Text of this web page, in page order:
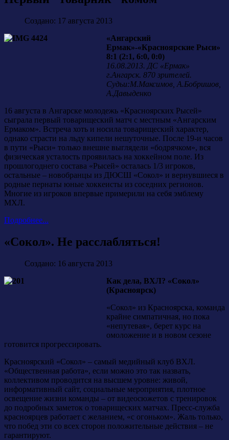
Создано: 17 августа 2013
«Ангарский
Ермак»-«Красноярские Рыси»
8:1 (2:1, 6:0, 0:0)
16.08.2013. ДС «Ермак»
г.Ангарск. 870 зрителей.
Судьи:М.Максимов, А.Бобришов,
А.Давыденко
16 августа в Ангарске молодежь «Красноярских Рысей»
сыграла первый товарищеский матч с местным «Ангарским
Ермаком». Встреча хоть и носила товарищеский характер,
однако страсти на льду кипели нешуточные. После 19-и часов
в пути «Рыси» только внешне выглядели «бодрячком», вся
физическая усталость проявилась на хоккейном поле. Из
прошлогоднего состава «Рысей» осталась 1/3 игроков,
остальные – новобранцы из ДЮСШ «Сокол» и вернувшиеся в
родные пернаты юные хоккеисты из соседних регионов.
Многие из игроков впервые примерили на себя эмблему
МХЛ.
Подробнее...
«Сокол». Не расслабляться!
Создано: 16 августа 2013
Как дела, ВХЛ? «Сокол»
(Красноярск)
«Сокол» из Красноярска, команда
крайне симпатичная, но пока
«непутевая», берет курс на
омоложение и в новом сезоне
готовится прогрессировать.
Красноярский «Сокол» – самый медийный клуб ВХЛ.
«Общественная работа», если можно это так назвать,
коллективом проводится на высшем уровне: живой,
информативный сайт, социальные мероприятия, плотное
освещение жизни команды – от видеосюжетов с тренировок
до подробных заметок о товарищеских матчах. Пресс-служба
красноярцев работает с желанием, «с огоньком». Жаль только,
что побед эти со всех сторон положительные действия – не
гарантируют.